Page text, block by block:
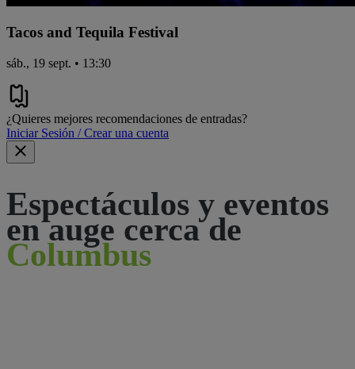
Tacos and Tequila Festival
sáb., 19 sept. • 13:30
¿Quieres mejores recomendaciones de entradas?
Iniciar Sesión / Crear una cuenta
Espectáculos y eventos
en auge cerca de
Columbus